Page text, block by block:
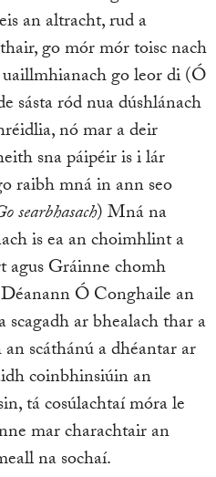
an altracht, rud a
go mór mór toisc nach
go leor di (Ó
sásta ród nua dúshlánach
nó mar a deir
sna páipéir is i lár
raibh mná in ann seo
searbhasach) Mná na
is ea an choimhlint a
Gráinne chomh
Ó Conghaile an
ar bhealach thar a
scáthánú a dhéantar ar
coinbhinsiúin an
tá cosúlachtaí móra le
mar charachtair an
na sochaí.